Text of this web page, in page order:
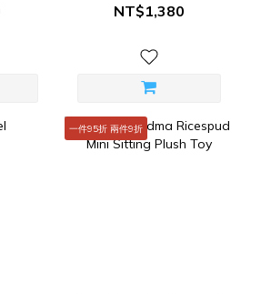
NT$1,380
一件95折 兩件9折